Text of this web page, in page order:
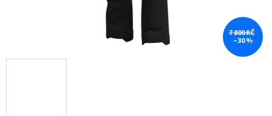
7 800 KČ
–30 %